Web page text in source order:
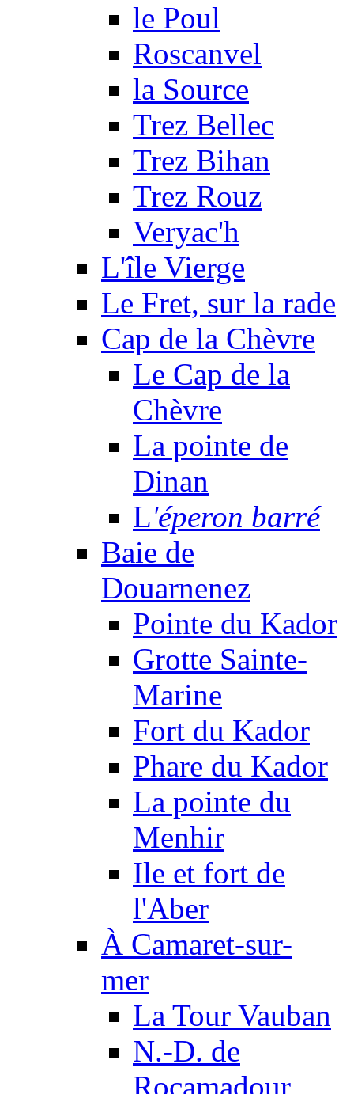
le Poul
Roscanvel
la Source
Trez Bellec
Trez Bihan
Trez Rouz
Veryac'h
L'île Vierge
Le Fret, sur la rade
Cap de la Chèvre
Le Cap de la
Chèvre
La pointe de
Dinan
L'éperon barré
Baie de
Douarnenez
Pointe du Kador
Grotte Sainte-
Marine
Fort du Kador
Phare du Kador
La pointe du
Menhir
Ile et fort de
l'Aber
À Camaret-sur-
mer
La Tour Vauban
N.-D. de
Rocamadour